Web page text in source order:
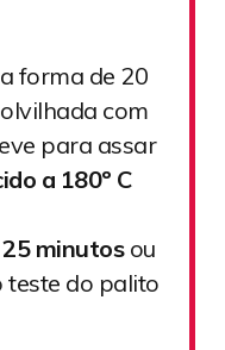
forma de 20
com
para assar
a 180º C
25 minutosou
teste do palito